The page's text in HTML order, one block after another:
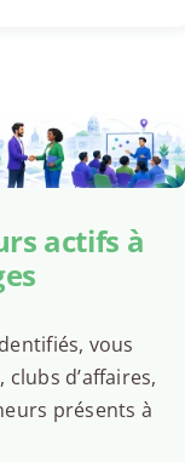
actifs à
vous
d’affaires,
présents à